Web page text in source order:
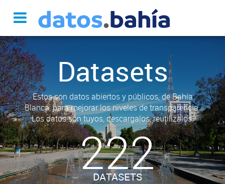
Datasets
Estos son datos abiertos y públicos, de Bahía
Blanca, para mejorar los niveles de transparencia.
Los datos son tuyos, descargalos, reutilizalos.
222
DATASETS